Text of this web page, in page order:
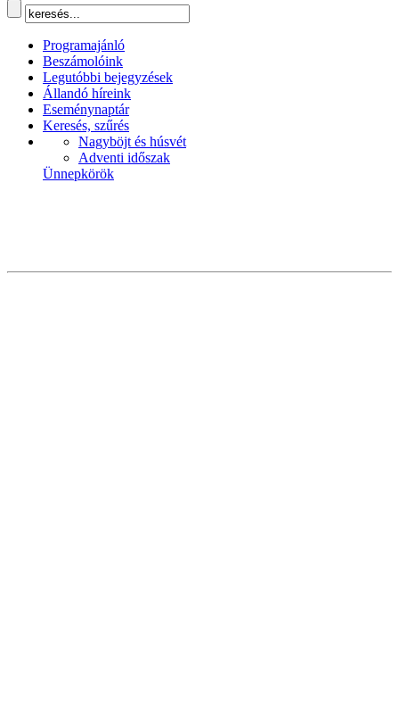
Programajánló
Beszámolóink
Legutóbbi bejegyzések
Állandó híreink
Eseménynaptár
Keresés, szűrés
Nagyböjt és húsvét
Adventi időszak
Ünnepkörök